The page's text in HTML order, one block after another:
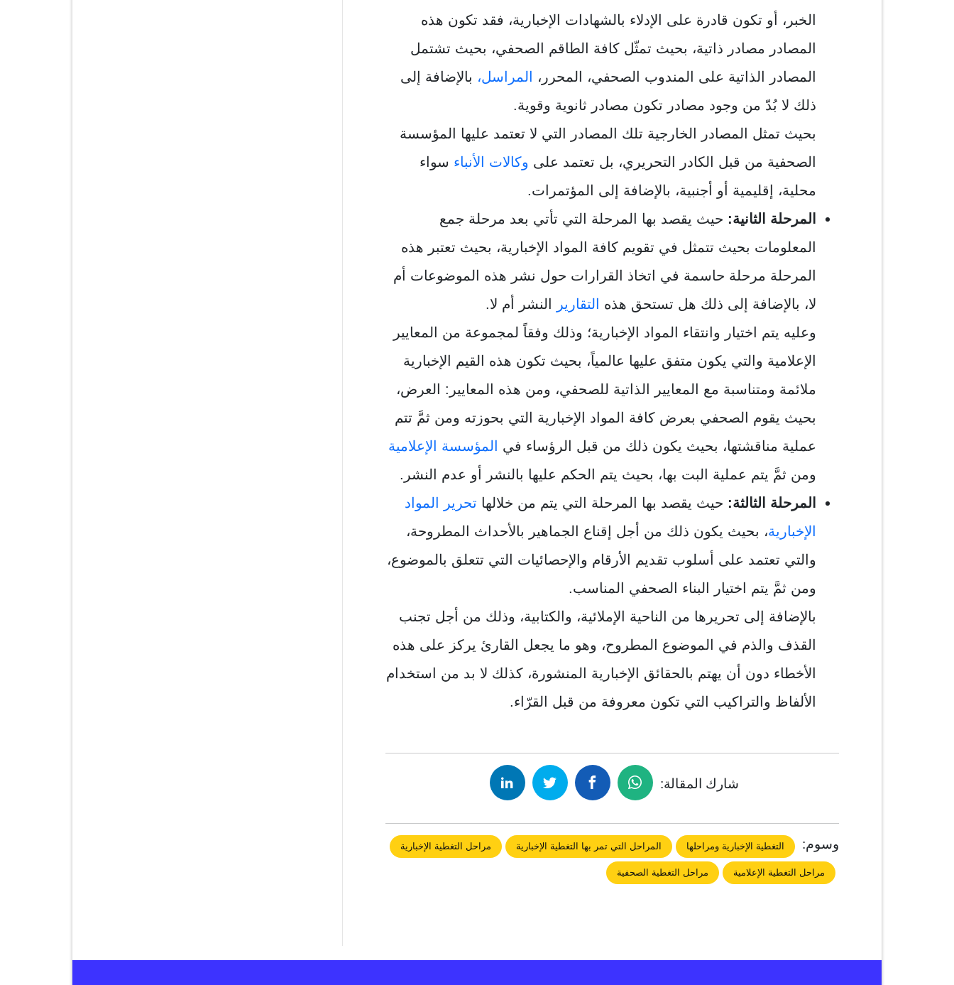
الخبر، أو تكون قادرة على الإدلاء بالشهادات الإخبارية، فقد تكون هذه
المصادر مصادر ذاتية، بحيث تمثّل كافة الطاقم الصحفي، بحيث تشتمل
المصادر الذاتية على المندوب الصحفي، المحرر، المراسل، بالإضافة إلى
ذلك لا بُدّ من وجود مصادر تكون مصادر ثانوية وقوية.
بحيث تمثل المصادر الخارجية تلك المصادر التي لا تعتمد عليها المؤسسة
الصحفية من قبل الكادر التحريري، بل تعتمد على وكالات الأنباء سواء
محلية، إقليمية أو أجنبية، بالإضافة إلى المؤتمرات.
المرحلة الثانية: حيث يقصد بها المرحلة التي تأتي بعد مرحلة جمع
المعلومات بحيث تتمثل في تقويم كافة المواد الإخبارية، بحيث تعتبر هذه
المرحلة مرحلة حاسمة في اتخاذ القرارات حول نشر هذه الموضوعات أم
لا، بالإضافة إلى ذلك هل تستحق هذه التقارير
النشر أم لا.
وعليه يتم اختيار وانتقاء المواد الإخبارية؛ وذلك وفقاً لمجموعة من المعايير
الإعلامية والتي يكون متفق عليها عالمياً، بحيث تكون هذه القيم الإخبارية
ملائمة ومتناسبة مع المعايير الذاتية للصحفي، ومن هذه المعايير: العرض،
بحيث يقوم الصحفي بعرض كافة المواد الإخبارية التي بحوزته ومن ثمَّ تتم
عملية مناقشتها، بحيث يكون ذلك من قبل الرؤساء في المؤسسة الإعلامية
ومن ثمَّ يتم عملية البت بها، بحيث يتم الحكم عليها بالنشر أو عدم النشر.
المرحلة الثالثة: حيث يقصد بها المرحلة التي يتم من خلالها تحرير المواد
الإخبارية، بحيث يكون ذلك من أجل إقناع الجماهير بالأحداث المطروحة،
والتي تعتمد على أسلوب تقديم الأرقام والإحصائيات التي تتعلق بالموضوع،
ومن ثمَّ يتم اختيار البناء الصحفي المناسب.
بالإضافة إلى تحريرها من الناحية الإملائية، والكتابية، وذلك من أجل تجنب
القذف والذم في الموضوع المطروح، وهو ما يجعل القارئ يركز على هذه
الأخطاء دون أن يهتم بالحقائق الإخبارية المنشورة، كذلك لا بد من استخدام
الألفاظ والتراكيب التي تكون معروفة من قبل القرّاء.
شارك المقالة:
وسوم: التغطية الإخبارية ومراحلها المراحل التي تمر بها التغطية الإخبارية مراحل التغطية الإخبارية
مراحل التغطية الإعلامية مراحل التغطية الصحفية